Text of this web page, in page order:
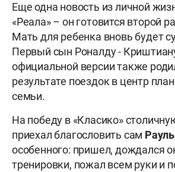
Еще одна новость из личной
«Реала» – он готовится второй
Мать для ребенка вновь будет
Первый сын Роналду -
официальной версии также
результате поездок в центр
семьи.
На победу в «Класико»
приехал благословить сам Рауль
особенного: пришел, дождался
тренировки, пожал всем руки и